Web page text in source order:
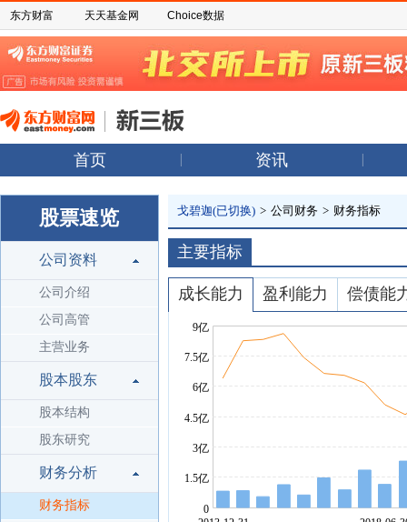
东方财富 天天基金网 Choice数据
首页 资讯
股票速览
公司资料
公司介绍
公司高管
主营业务
股本股东
股本结构
股东研究
财务分析
财务指标
戈碧迦(已切换) > 公司财务 > 财务指标
主要指标
成长能力 盈利能力 偿债能